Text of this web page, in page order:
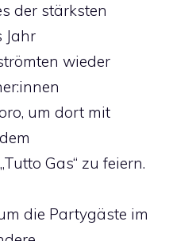
der stärksten
Jahr
wieder
um dort mit
Gas“ zu feiern.
die Partygäste im